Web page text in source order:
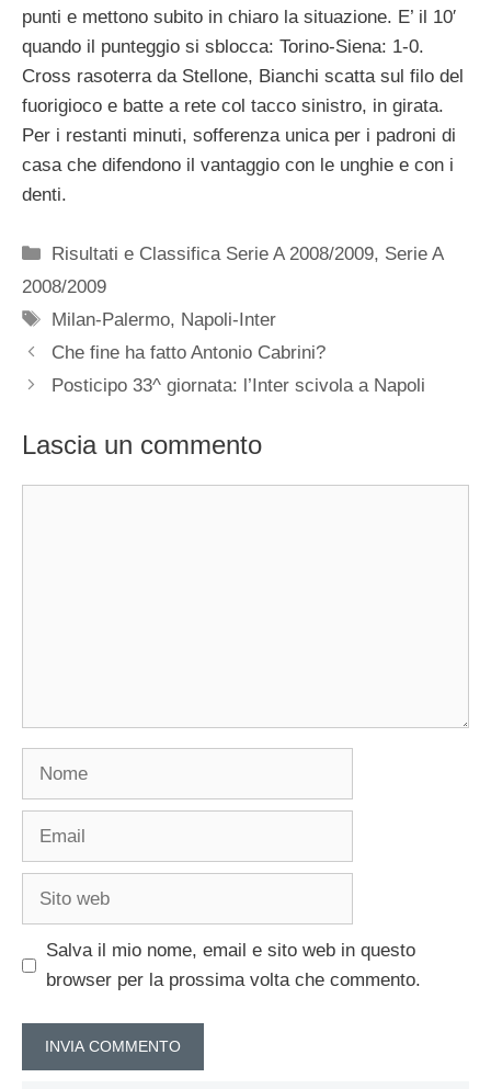
punti e mettono subito in chiaro la situazione. E’ il 10′
quando il punteggio si sblocca: Torino-Siena: 1-0.
Cross rasoterra da Stellone, Bianchi scatta sul filo del
fuorigioco e batte a rete col tacco sinistro, in girata.
Per i restanti minuti, sofferenza unica per i padroni di
casa che difendono il vantaggio con le unghie e con i
denti.
Categorie
Risultati e Classifica Serie A 2008/2009, Serie A
2008/2009
Tag
Milan-Palermo, Napoli-Inter
Che fine ha fatto Antonio Cabrini?
Posticipo 33^ giornata: l’Inter scivola a Napoli
Lascia un commento
Nome
Email
Sito
Salva il mio nome, email e sito web in questo
browser per la prossima volta che commento.